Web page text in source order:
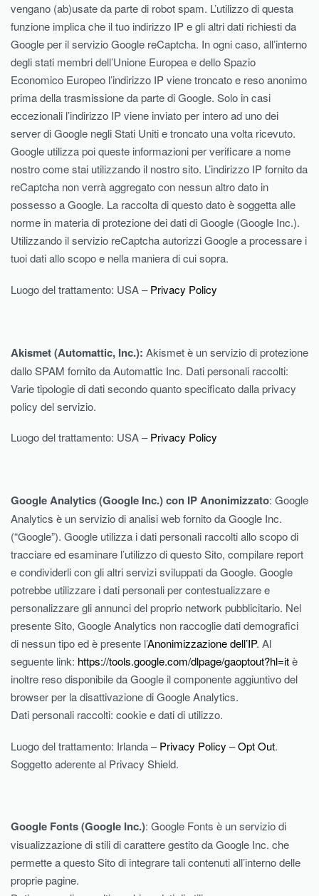
vengano (ab)usate da parte di robot spam. L’utilizzo di questa
funzione implica che il tuo indirizzo IP e gli altri dati richiesti da
Google per il servizio Google reCaptcha. In ogni caso, all’interno
degli stati membri dell’Unione Europea e dello Spazio
Economico Europeo l’indirizzo IP viene troncato e reso anonimo
prima della trasmissione da parte di Google. Solo in casi
eccezionali l’indirizzo IP viene inviato per intero ad uno dei
server di Google negli Stati Uniti e troncato una volta ricevuto.
Google utilizza poi queste informazioni per verificare a nome
nostro come stai utilizzando il nostro sito. L’indirizzo IP fornito da
reCaptcha non verrà aggregato con nessun altro dato in
possesso a Google. La raccolta di questo dato è soggetta alle
norme in materia di protezione dei dati di Google (Google Inc.).
Utilizzando il servizio reCaptcha autorizzi Google a processare i
tuoi dati allo scopo e nella maniera di cui sopra.
Luogo del trattamento: USA –Privacy Policy
Akismet (Automattic, Inc.): Akismet è un servizio di protezione
dallo SPAM fornito da Automattic Inc. Dati personali raccolti:
Varie tipologie di dati secondo quanto specificato dalla privacy
policy del servizio.
Luogo del trattamento: USA –Privacy Policy
Google Analytics (Google Inc.) con IP Anonimizzato: Google
Analytics è un servizio di analisi web fornito da Google Inc.
(“Google”). Google utilizza i dati personali raccolti allo scopo di
tracciare ed esaminare l’utilizzo di questo Sito, compilare report
e condividerli con gli altri servizi sviluppati da Google. Google
potrebbe utilizzare i dati personali per contestualizzare e
personalizzare gli annunci del proprio network pubblicitario. Nel
presente Sito, Google Analytics non raccoglie dati demografici
di nessun tipo ed è presente l’Anonimizzazione dell’IP. Al
seguente link: https://tools.google.com/dlpage/gaoptout?hl=itè
inoltre reso disponibile da Google il componente aggiuntivo del
browser per la disattivazione di Google Analytics.
Dati personali raccolti: cookie e dati di utilizzo.
Luogo del trattamento: Irlanda –Privacy Policy –Opt Out.
Soggetto aderente al Privacy Shield.
Google Fonts (Google Inc.): Google Fonts è un servizio di
visualizzazione di stili di carattere gestito da Google Inc. che
permette a questo Sito di integrare tali contenuti all’interno delle
proprie pagine.